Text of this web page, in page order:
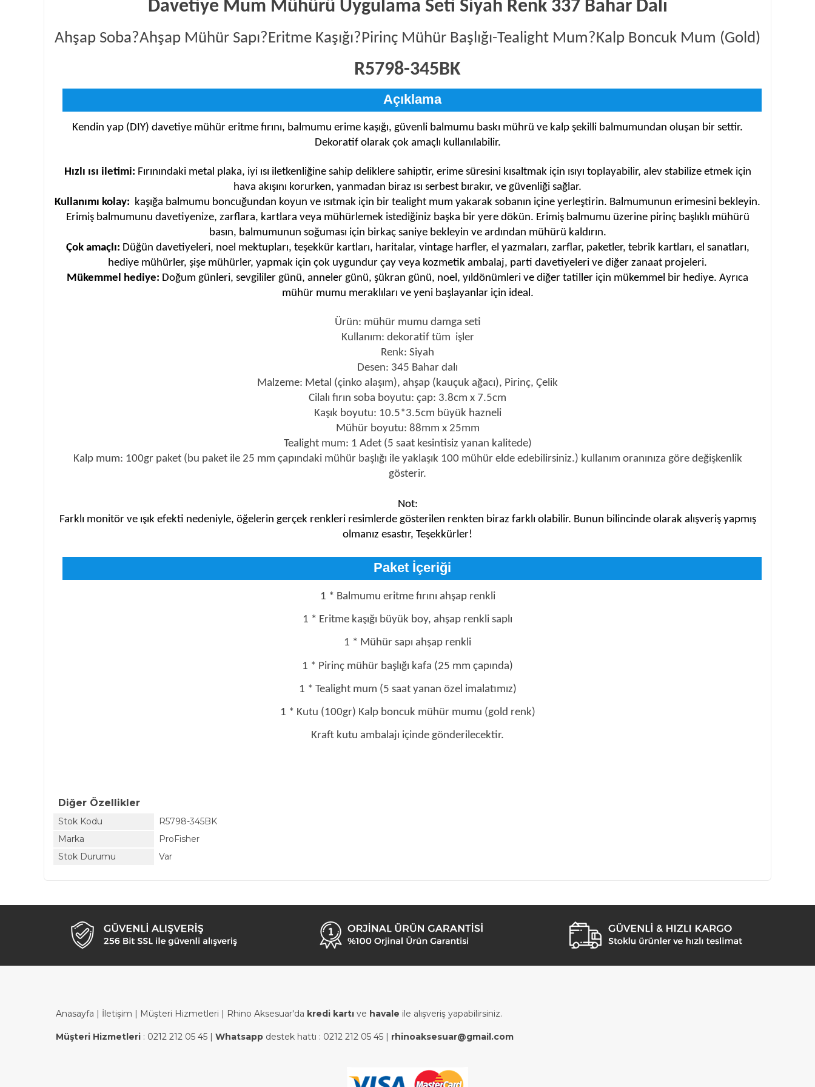
Davetiye Mum Mühürü Uygulama Seti Siyah Renk 337 Bahar Dalı
Ahşap Soba?Ahşap Mühür Sapı?Eritme Kaşığı?Pirinç Mühür Başlığı-Tealight Mum?Kalp Boncuk Mum (Gold)
R5798-345BK
Açıklama
Kendin yap (DIY) davetiye mühür eritme fırını, balmumu erime kaşığı, güvenli balmumu baskı mührü ve kalp şekilli balmumundan oluşan bir settir.
Dekoratif olarak çok amaçlı kullanılabilir.
Hızlı ısı iletimi: Fırınındaki metal plaka, iyi ısı iletkenliğine sahip deliklere sahiptir, erime süresini kısaltmak için ısıyı toplayabilir, alev stabilize etmek için
hava akışını korurken, yanmadan biraz ısı serbest bırakır, ve güvenliği sağlar.
Kullanımı kolay: kaşığa balmumu boncuğundan koyun ve ısıtmak için bir tealight mum yakarak sobanın içine yerleştirin. Balmumunun erimesini bekleyin.
Erimiş balmumunu davetiyenize, zarflara, kartlara veya mühürlemek istediğiniz başka bir yere dökün. Erimiş balmumu üzerine pirinç başlıklı mühürü
basın, balmumunun soğuması için birkaç saniye bekleyin ve ardından mühürü kaldırın.
Çok amaçlı: Düğün davetiyeleri, noel mektupları, teşekkür kartları, haritalar, vintage harfler, el yazmaları, zarflar, paketler, tebrik kartları, el sanatları,
hediye mühürler, şişe mühürler, yapmak için çok uygundur çay veya kozmetik ambalaj, parti davetiyeleri ve diğer zanaat projeleri.
Mükemmel hediye: Doğum günleri, sevgililer günü, anneler günü, şükran günü, noel, yıldönümleri ve diğer tatiller için mükemmel bir hediye. Ayrıca
mühür mumu meraklıları ve yeni başlayanlar için ideal.
Ürün: mühür mumu damga seti
Kullanım: dekoratif tüm işler
Renk: Siyah
Desen: 345 Bahar dalı
Malzeme: Metal (çinko alaşım), ahşap (kauçuk ağacı), Pirinç, Çelik
Cilalı fırın soba boyutu: çap: 3.8cm x 7.5cm
Kaşık boyutu: 10.5*3.5cm büyük hazneli
Mühür boyutu: 88mm x 25mm
Tealight mum: 1 Adet (5 saat kesintisiz yanan kalitede)
Kalp mum: 100gr paket (bu paket ile 25 mm çapındaki mühür başlığı ile yaklaşık 100 mühür elde edebilirsiniz.) kullanım oranınıza göre değişkenlik
gösterir.
Not:
Farklı monitör ve ışık efekti nedeniyle, öğelerin gerçek renkleri resimlerde gösterilen renkten biraz farklı olabilir. Bunun bilincinde olarak alışveriş yapmış
olmanız esastır, Teşekkürler!
Paket İçeriği
1 * Balmumu eritme fırını ahşap renkli
1 * Eritme kaşığı büyük boy, ahşap renkli saplı
1 * Mühür sapı ahşap renkli
1 * Pirinç mühür başlığı kafa (25 mm çapında)
1 * Tealight mum (5 saat yanan özel imalatımız)
1 * Kutu (100gr) Kalp boncuk mühür mumu (gold renk)
Kraft kutu ambalajı içinde gönderilecektir.
Diğer Özellikler
Stok Kodu
R5798-345BK
Marka
ProFisher
Stok Durumu
Var
Anasayfa | İletişim | Müşteri Hizmetleri | Rhino Aksesuar'da kredi kartı ve havale ile alışveriş yapabilirsiniz.
Müşteri Hizmetleri : 0212 212 05 45 | Whatsapp destek hattı : 0212 212 05 45 | rhinoaksesuar@gmail.com